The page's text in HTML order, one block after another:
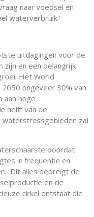
naar voedsel en
waterverbruik.'
uitdagingen voor de
zijn en een belangrijk
Het World
ongeveer 30% van
aan hoge
helft van de
waterstressgebieden zal
doordat
in frequentie en
Dit alles bedreigt de
en de
cirkel ontstaat die